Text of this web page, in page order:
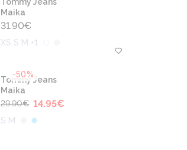
Maika
31.90€
XS S M +1
-50%
Tommy Jeans
Maika
29.90€ 14.95€
S M